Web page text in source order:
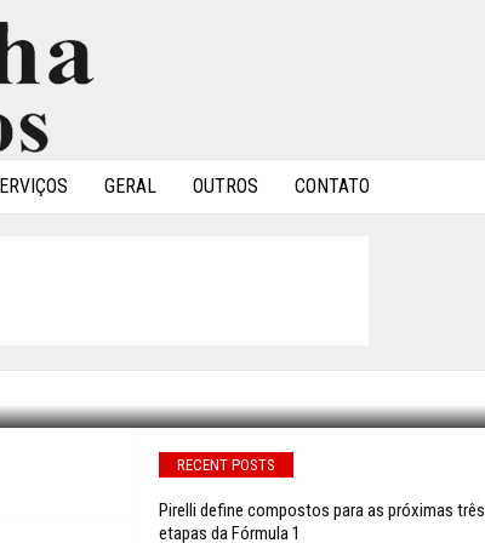
GERAL OUTROS CONTATO
RECENT POSTS
Pirelli define compostos para as próximas três
etapas da Fórmula 1